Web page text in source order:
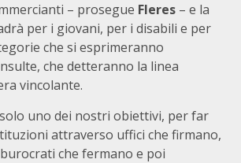
– prosegue Fleres – e la
per i giovani, per i disabili e per
che si esprimeranno
che detteranno la linea
vincolante.
uno dei nostri obiettivi, per far
attraverso uffici che firmano,
che fermano e poi